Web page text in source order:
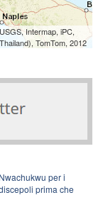
Intermap, iPC,
TomTom, 2012
per i
prima che